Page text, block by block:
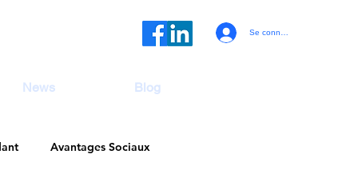
News Blog
Se connecter
Avantages Sociaux